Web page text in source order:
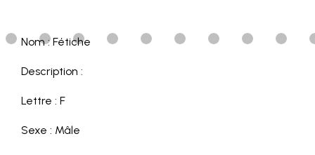
Nom : Fétiche
Description :
Lettre : F
Sexe : Mâle